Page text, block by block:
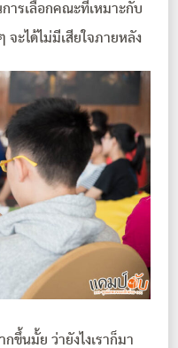
ารเลือกคณะที่เหมาะกับ
จะได้ไม่มีเสียใจภายหลัง
ขึ้นมั้ย ว่ายังไงเราก็มา